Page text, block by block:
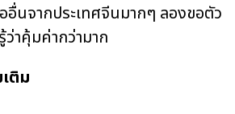
อื่นจากประเทศจีนมากๆ ลองขอตัว
าคุ้มค่ากว่ามาก
ติม